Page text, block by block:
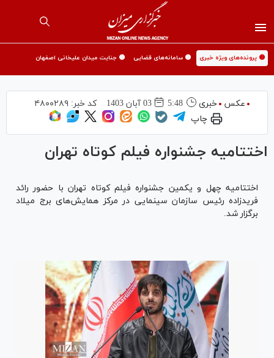
🟡 پرونده‌های ویژه خبری 🟡 سامانه‌های قضایی 🟡 جنایت میدان علیخانی اصفهان
عکس خبری 5:48 03 آبان 1403 کد خبر: ۴۸۰۰۲۸۹
چاپ
اختتامیه جشنواره فیلم کوتاه تهران
اختتامیه چهل و یکمین جشنواره فیلم کوتاه تهران با حضور رائد
فریدزاده رئیس سازمان سینمایی در مرکز همایش‌های برج میلاد
برگزار شد.